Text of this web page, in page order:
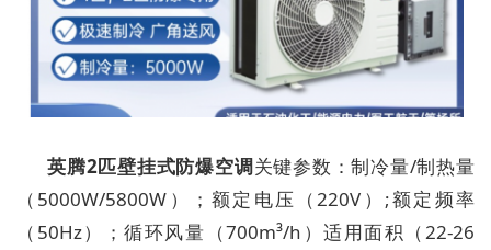
英腾2匹壁挂式防爆空调关键参数：制冷量/制热量
（5000W/5800W）；额定电压（220V）;额定频率
（50Hz）；循环风量（700m³/h）适用面积（22-26